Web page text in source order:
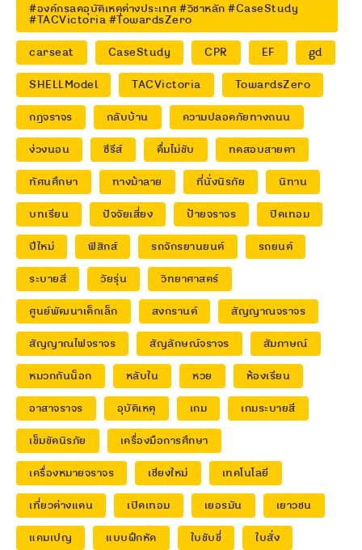
#องค์กรลดอุบัติเหตุต่างประเทศ #วิชาหลัก #CaseStudy
#TACVictoria #TowardsZero
carseat
CaseStudy CPR EF
gd
SHELLModel
TACVictoria
TowardsZero
กฎจราจร
กลับบ้าน
ความปลอดภัยทางถนน
ง่วงนอน
ซีรีส์ ดื่มไม่ขับ
ทดสอบสายตา
ทัศนศึกษา
ทางม้าลาย ที่นั่งนิรภัย
นิทาน
บทเรียน
ปัจจัยเสี่ยง ป้ายจราจร
ปิดเทอม
ปีใหม่
ฟิสิกส์ รถจักรยานยนต์
รถยนต์
ระบายสี
วัยรุ่น
วิทยาศาสตร์
ศูนย์พัฒนาเด็กเล็ก
สงกรานต์
สัญญาณจราจร
สัญญาณไฟจราจร
สัญลักษณ์จราจร
สัมภาษณ์
หมวกกันน็อก
หลับใน หวย
ห้องเรียน
อาสาจราจร
อุบัติเหตุ เกม
เกมระบายสี
เข็มขัดนิรภัย
เครื่องมือการศึกษา
เครื่องหมายจราจร
เชียงใหม่
เทคโนโลยี
เที่ยวต่างแดน
เปิดเทอม เยอรมัน
เยาวชน
แคมเปญ
แบบฝึกหัด ใบขับขี่ ใบสั่ง